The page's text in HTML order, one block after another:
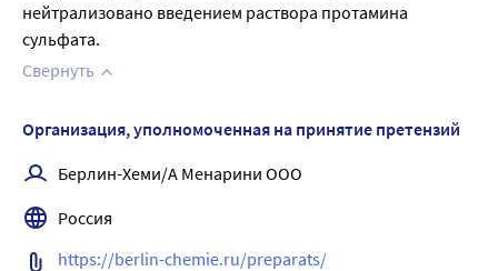
нейтрализовано введением раствора протамина
сульфата.
Свернуть
Организация, уполномоченная на принятие претензий
Берлин-Хеми/А Менарини ООО
Россия
https://berlin-chemie.ru/preparats/